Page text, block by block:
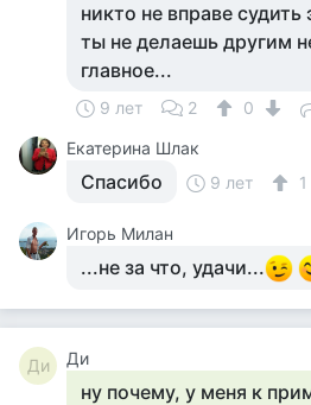
никто не вправе
ты не делаешь другим
главное...
9 лет 2
0
Екатерина Шлак
Спасибо 9 лет 1
Игорь Милан
...не за что, удачи...
Ди Ди
ну почему, у меня к